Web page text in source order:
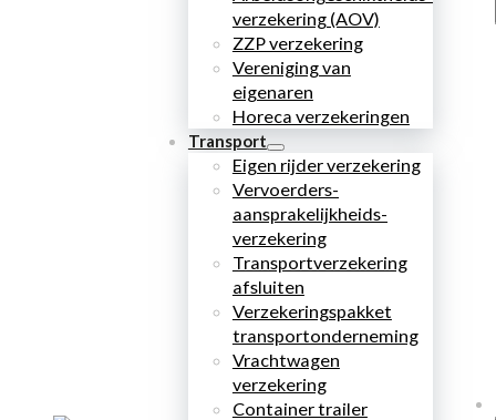
verzekering (AOV)
ZZP verzekering
Vereniging van
eigenaren
Horeca verzekeringen
Transport
Eigen rijder verzekering
Vervoerders­
aansprakelijkheids­
verzekering
Transportverzekering
afsluiten
Verzekeringspakket
transportonderneming
Vrachtwagen
verzekering
Container trailer